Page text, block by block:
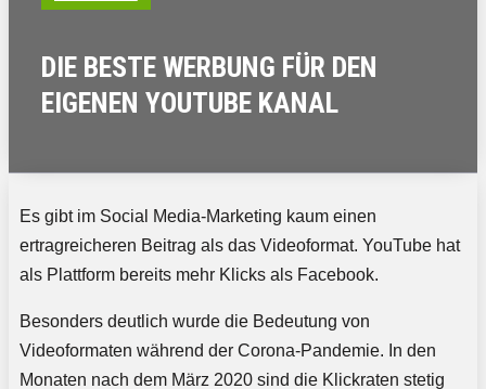
DIE BESTE WERBUNG FÜR DEN
EIGENEN YOUTUBE KANAL
Es gibt im Social Media-Marketing kaum einen
ertragreicheren Beitrag als das Videoformat. YouTube hat
als Plattform bereits mehr Klicks als Facebook.
Besonders deutlich wurde die Bedeutung von
Videoformaten während der Corona-Pandemie. In den
Monaten nach dem März 2020 sind die Klickraten stetig